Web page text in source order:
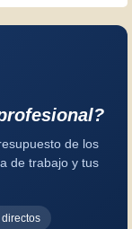
de los
de trabajo y tus